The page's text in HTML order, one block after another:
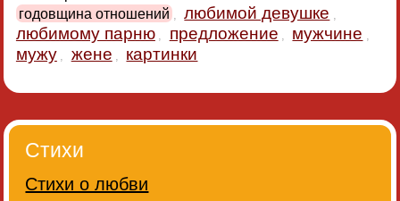
годовщина отношений
любимой девушке
любимому парню предложение мужчине
мужу жене картинки
Стихи
Стихи о любви